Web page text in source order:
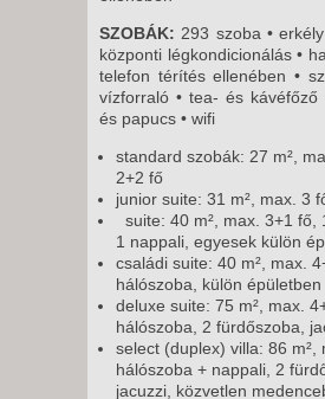
SZOBÁK: 293 szoba •
központi légkondicionálás •
telefon térítés ellenében •
vízforraló • tea- és kávéfőző
és papucs • wifi
standard szobák: 27 m²,
2+2 fő
junior suite: 31 m², max. 3
suite: 40 m², max. 3+1 fő,
1 nappali, egyesek külön
családi suite: 40 m², max.
hálószoba, külön épületben
deluxe suite: 75 m², max.
hálószoba, 2 fürdőszoba,
select (duplex) villa: 86 m²,
hálószoba + nappali, 2
jacuzzi, közvetlen